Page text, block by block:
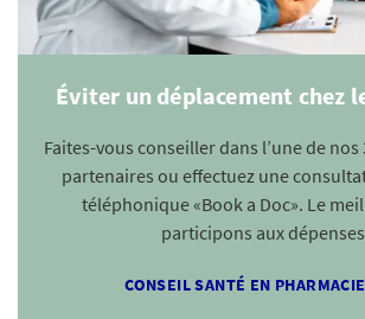
Éviter un déplacement chez
Faites-vous conseiller dans l’une de
partenaires ou effectuez une
téléphonique «Book a Doc». Le
participons aux
CONSEIL SANTÉ EN PHARMACIE